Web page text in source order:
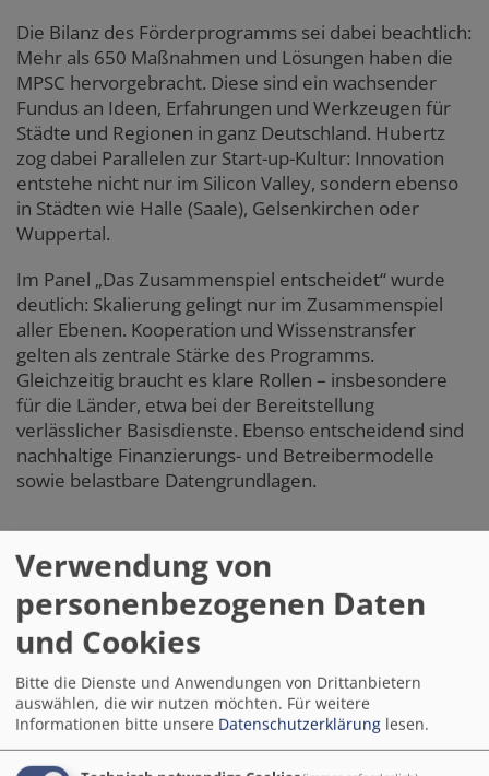
Die Bilanz des Förderprogramms sei dabei beachtlich:
Mehr als 650 Maßnahmen und Lösungen haben die
MPSC hervorgebracht. Diese sind ein wachsender
Fundus an Ideen, Erfahrungen und Werkzeugen für
Städte und Regionen in ganz Deutschland. Hubertz
zog dabei Parallelen zur Start-up-Kultur: Innovation
entstehe nicht nur im Silicon Valley, sondern ebenso
in Städten wie Halle (Saale), Gelsenkirchen oder
Wuppertal.
Im Panel „Das Zusammenspiel entscheidet“ wurde
deutlich: Skalierung gelingt nur im Zusammenspiel
aller Ebenen. Kooperation und Wissenstransfer
gelten als zentrale Stärke des Programms.
Gleichzeitig braucht es klare Rollen – insbesondere
für die Länder, etwa bei der Bereitstellung
verlässlicher Basisdienste. Ebenso entscheidend sind
nachhaltige Finanzierungs- und Betreibermodelle
sowie belastbare Datengrundlagen.
Verwendung von
personenbezogenen Daten
und Cookies
Bitte die Dienste und Anwendungen von Drittanbietern
auswählen, die wir nutzen möchten. Für weitere
Informationen bitte unsere Datenschutzerklärung lesen.